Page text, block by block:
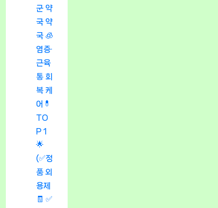
군 약
국 약
국 🧊
염증·
근육
통 회
복 케
어💊
TO
P 1
🌟
(✅정
품 외
용제
🧾 ✅